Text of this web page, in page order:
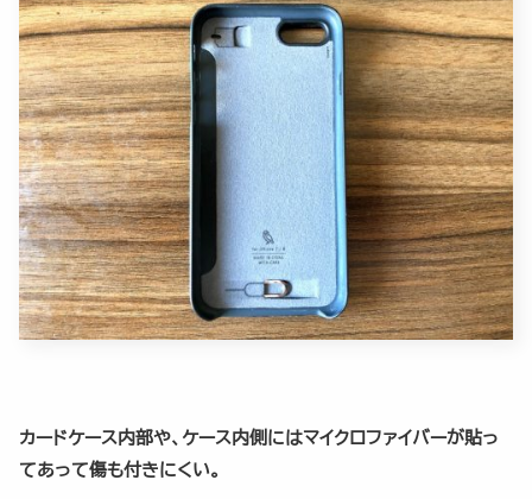
カードケース内部や、ケース内側にはマイクロファイバーが貼っ
てあって傷も付きにくい。